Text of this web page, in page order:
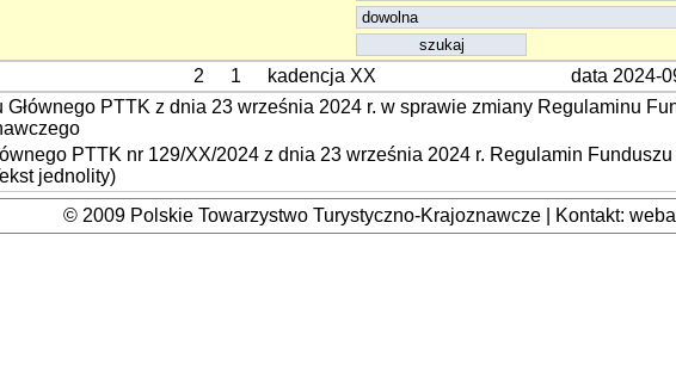
2 1 kadencja XX data 2024-
Głównego PTTK z dnia 23 września 2024 r. w sprawie zmiany Regulaminu
PTTK nr 129/XX/2024 z dnia 23 września 2024 r. Regulamin
jednolity)
© 2009 Polskie Towarzystwo Turystyczno-Krajoznawcze | Kontakt: